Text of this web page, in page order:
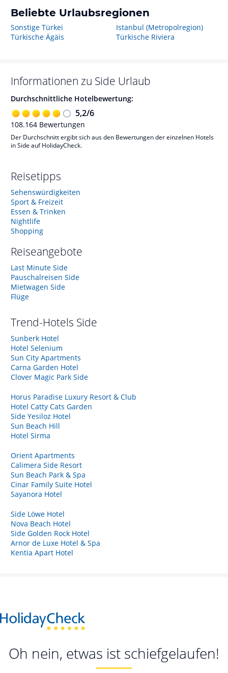
Beliebte Urlaubsregionen
Sonstige Türkei
Türkische Ägäis
Istanbul (Metropolregion)
Türkische Riviera
Informationen zu Side Urlaub
Durchschnittliche Hotelbewertung:
5,2/6
108.164 Bewertungen
Der Durchschnitt ergibt sich aus den Bewertungen der einzelnen Hotels
in Side auf HolidayCheck.
Reisetipps
Sehenswürdigkeiten
Sport & Freizeit
Essen & Trinken
Nightlife
Shopping
Reiseangebote
Last Minute Side
Pauschalreisen Side
Mietwagen Side
Flüge
Trend-Hotels Side
Sunberk Hotel
Hotel Selenium
Sun City Apartments
Carna Garden Hotel
Clover Magic Park Side
Horus Paradise Luxury Resort & Club
Hotel Catty Cats Garden
Side Yesiloz Hotel
Sun Beach Hill
Hotel Sirma
Orient Apartments
Calimera Side Resort
Sun Beach Park & Spa
Cinar Family Suite Hotel
Sayanora Hotel
Side Löwe Hotel
Nova Beach Hotel
Side Golden Rock Hotel
Arnor de Luxe Hotel & Spa
Kentia Apart Hotel
Oh nein, etwas ist schiefgelaufen!